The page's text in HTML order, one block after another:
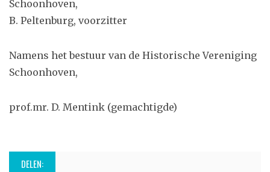
Schoonhoven,
B. Peltenburg, voorzitter
Namens het bestuur van de Historische Vereniging
Schoonhoven,
prof.mr. D. Mentink (gemachtigde)
DELEN: